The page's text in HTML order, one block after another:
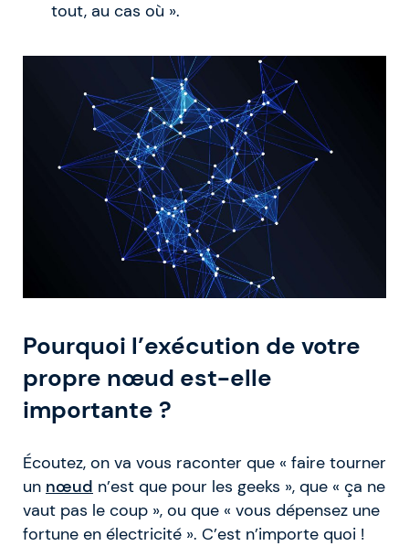
tout, au cas où ».
Pourquoi l’exécution de votre
propre nœud est-elle
importante ?
Écoutez, on va vous raconter que « faire tourner
un nœud n’est que pour les geeks », que « ça ne
vaut pas le coup », ou que « vous dépensez une
fortune en électricité ». C’est n’importe quoi !